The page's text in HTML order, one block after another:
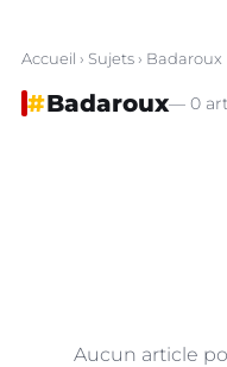
Accueil › Sujets› Badaroux
#Badaroux— 0
Aucun article